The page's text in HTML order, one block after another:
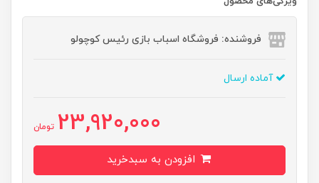
فروشنده: فروشگاه اسباب بازی رئیس کوچولو
آماده ارسال
23,920,000 تومان